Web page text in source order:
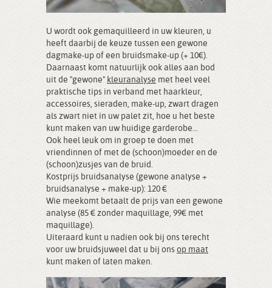
U wordt ook gemaquilleerd in uw kleuren, u
heeft daarbij de keuze tussen een gewone
dagmake-up of een bruidsmake-up (+ 10€).
Daarnaast komt natuurlijk ook alles aan bod
uit de "gewone" kleuranalyse met heel veel
praktische tips in verband met haarkleur,
accessoires, sieraden, make-up, zwart dragen
als zwart niet in uw palet zit, hoe u het beste
kunt maken van uw huidige garderobe...
Ook heel leuk om in groep te doen met
vriendinnen of met de (schoon)moeder en de
(schoon)zusjes van de bruid.
Kostprijs bruidsanalyse (gewone analyse +
bruidsanalyse + make-up): 120 €
Wie meekomt betaalt de prijs van een gewone
analyse (85 € zonder maquillage, 99€ met
maquillage).
Uiteraard kunt u nadien ook bij ons terecht
voor uw bruidsjuweel dat u bij ons op maat
kunt maken of laten maken.